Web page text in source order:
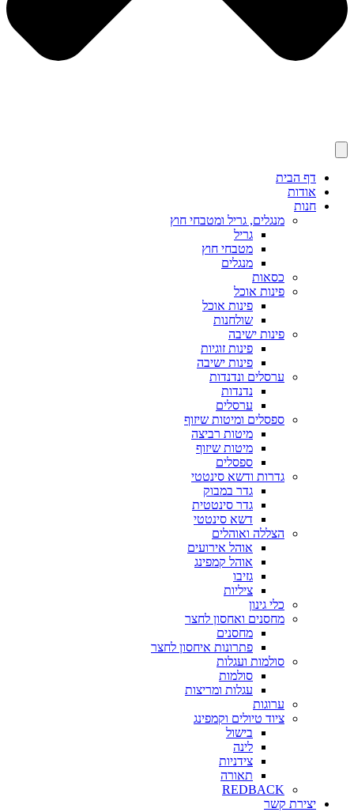
דף הבית
אודות
חנות
מנגלים, גריל ומטבחי חוץ
גריל
מטבחי חוץ
מנגלים
כסאות
פינות אוכל
פינות אוכל
שולחנות
פינות ישיבה
פינות זוגיות
פינות ישיבה
ערסלים ונדנדות
נדנדות
ערסלים
ספסלים ומיטות שיזוף
מיטות רביצה
מיטות שיזוף
ספסלים
גדרות ודשא סינטטי
גדר במבוק
גדר סינטטית
דשא סינטטי
הצללה ואוהלים
אוהל אירועים
אוהל קמפינג
גזיבו
ציליות
כלי גינון
מחסנים ואחסון לחצר
מחסנים
פתרונות איחסון לחצר
סולמות ועגלות
סולמות
עגלות ומריצות
ערוגות
ציוד טיולים וקמפינג
בישול
לינה
צידניות
תאורה
REDBACK
יצירת קשר